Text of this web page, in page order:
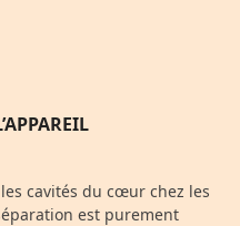
cavités du cœur chez les
est purement